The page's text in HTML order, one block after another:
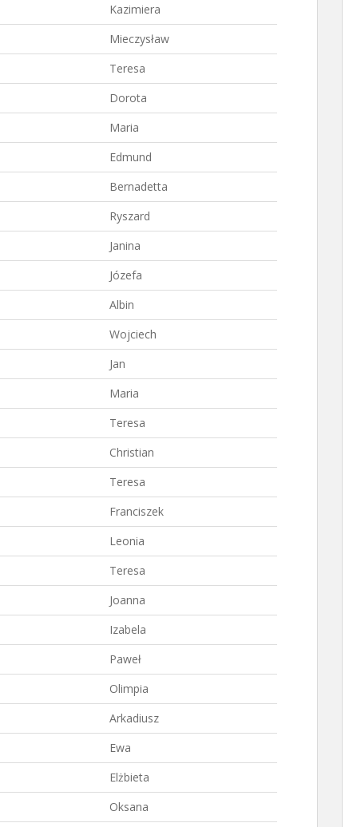
Kazimiera
Mieczysław
Teresa
Dorota
Maria
Edmund
Bernadetta
Ryszard
Janina
Józefa
Albin
Wojciech
Jan
Maria
Teresa
Christian
Teresa
Franciszek
Leonia
Teresa
Joanna
Izabela
Paweł
Olimpia
Arkadiusz
Ewa
Elżbieta
Oksana